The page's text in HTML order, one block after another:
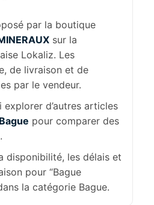
par la boutique
sur la
Lokaliz. Les
de livraison et de
par le vendeur.
explorer d’autres articles
Bague pour comparer des
disponibilité, les délais et
pour “Bague
la catégorie Bague.